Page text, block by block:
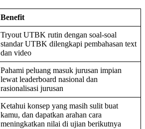
Benefit
Tryout UTBK rutin dengan soal-soal
standar UTBK dilengkapi pembahasan text
dan video
Pahami peluang masuk jurusan impian
lewat leaderboard nasional dan
rasionalisasi jurusan
Ketahui konsep yang masih sulit buat
kamu, dan dapatkan arahan cara
meningkatkan nilai di ujian berikutnya